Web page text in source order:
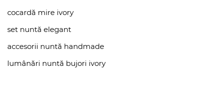
cocardă mire ivory
set nuntă elegant
accesorii nuntă handmade
lumânări nuntă bujori ivory